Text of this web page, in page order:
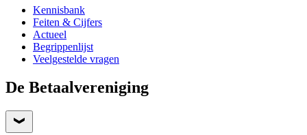
Kennisbank
Feiten & Cijfers
Actueel
Begrippenlijst
Veelgestelde vragen
De Betaalvereniging